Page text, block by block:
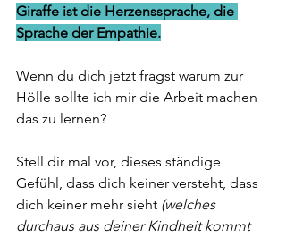
Giraffe ist die Herzenssprache, die
Sprache der Empathie.
Wenn du dich jetzt fragst warum zur
Hölle sollte ich mir die Arbeit machen
das zu lernen?
Stell dir mal vor, dieses ständige
Gefühl, dass dich keiner versteht, dass
dich keiner mehr sieht (welches
durchaus aus deiner Kindheit kommt